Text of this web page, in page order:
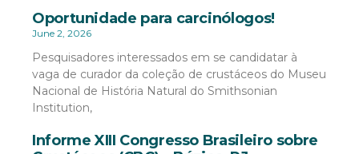
Oportunidade para carcinólogos!
June 2, 2026
Pesquisadores interessados em se candidatar à
vaga de curador da coleção de crustáceos do Museu
Nacional de História Natural do Smithsonian
Institution,
Informe XIII Congresso Brasileiro sobre